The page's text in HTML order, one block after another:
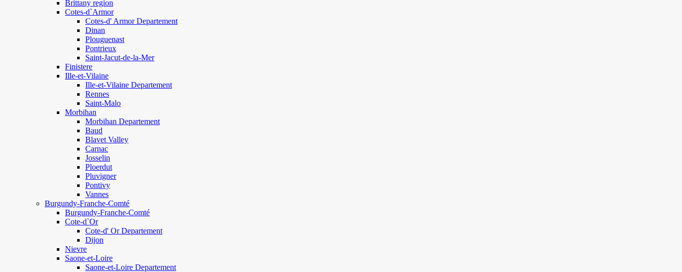
Brittany region
Cotes-d`Armor
Cotes-d' Armor Departement
Dinan
Plouguenast
Pontrieux
Saint-Jacut-de-la-Mer
Finistere
Ille-et-Vilaine
Ille-et-Vilaine Departement
Rennes
Saint-Malo
Morbihan
Morbihan Departement
Baud
Blavet Valley
Carnac
Josselin
Ploerdut
Pluvigner
Pontivy
Vannes
Burgundy-Franche-Comté
Burgundy-Franche-Comté
Cote-d`Or
Cote-d' Or Departement
Dijon
Nievre
Saone-et-Loire
Saone-et-Loire Departement